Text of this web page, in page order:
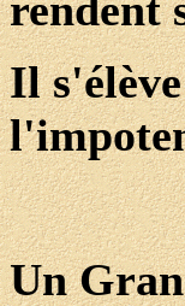
Il
Un